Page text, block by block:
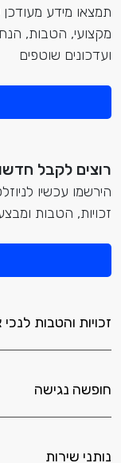
תמצאו מידע מעודכן
מקצועי, הטבות,
ועדכונים שוטפים
רוצים לקבל
הירשמו עכשיו
זכויות, הטבות
זכויות והטבות
חופשה נגישה
נותני שירות